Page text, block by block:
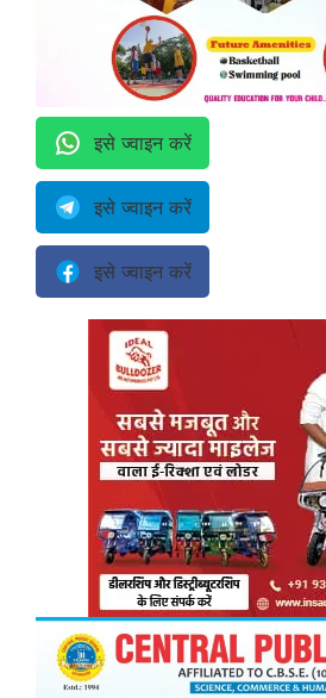
इसे ज्वाइन करें
इसे ज्वाइन करें
इसे ज्वाइन करें